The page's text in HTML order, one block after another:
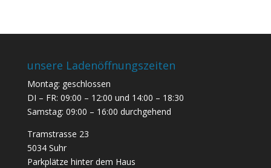
unsere Ladenöffnungszeiten
Montag: geschlossen
DI – FR: 09:00 – 12:00 und 14:00 – 18:30
Samstag: 09:00 – 16:00 durchgehend
Tramstrasse 23
5034 Suhr
Parkplätze hinter dem Haus